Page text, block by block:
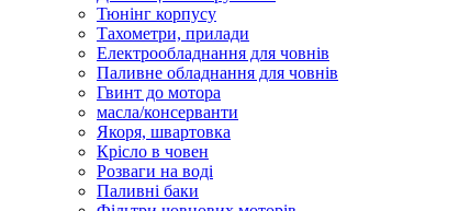
Тюнінг корпусу
Тахометри, прилади
Електрообладнання для човнів
Паливне обладнання для човнів
Гвинт до мотора
масла/консерванти
Якоря, швартовка
Крісло в човен
Розваги на воді
Паливні баки